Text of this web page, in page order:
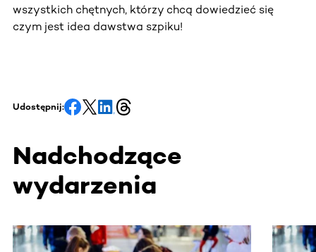
wszystkich chętnych, którzy chcą dowiedzieć się
czym jest idea dawstwa szpiku!
Udostępnij:
Nadchodzące
wydarzenia
Ta sekcja zawiera treści przewijane w poziomie. Użyj